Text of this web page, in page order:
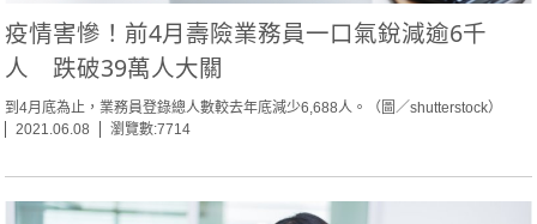
疫情害慘！前4月壽險業務員一口氣銳減逾6千
人 跌破39萬人大關
到4月底為止，業務員登錄總人數較去年底減少6,688人。（圖／shutterstock）
2021.06.08
瀏覽數:7714